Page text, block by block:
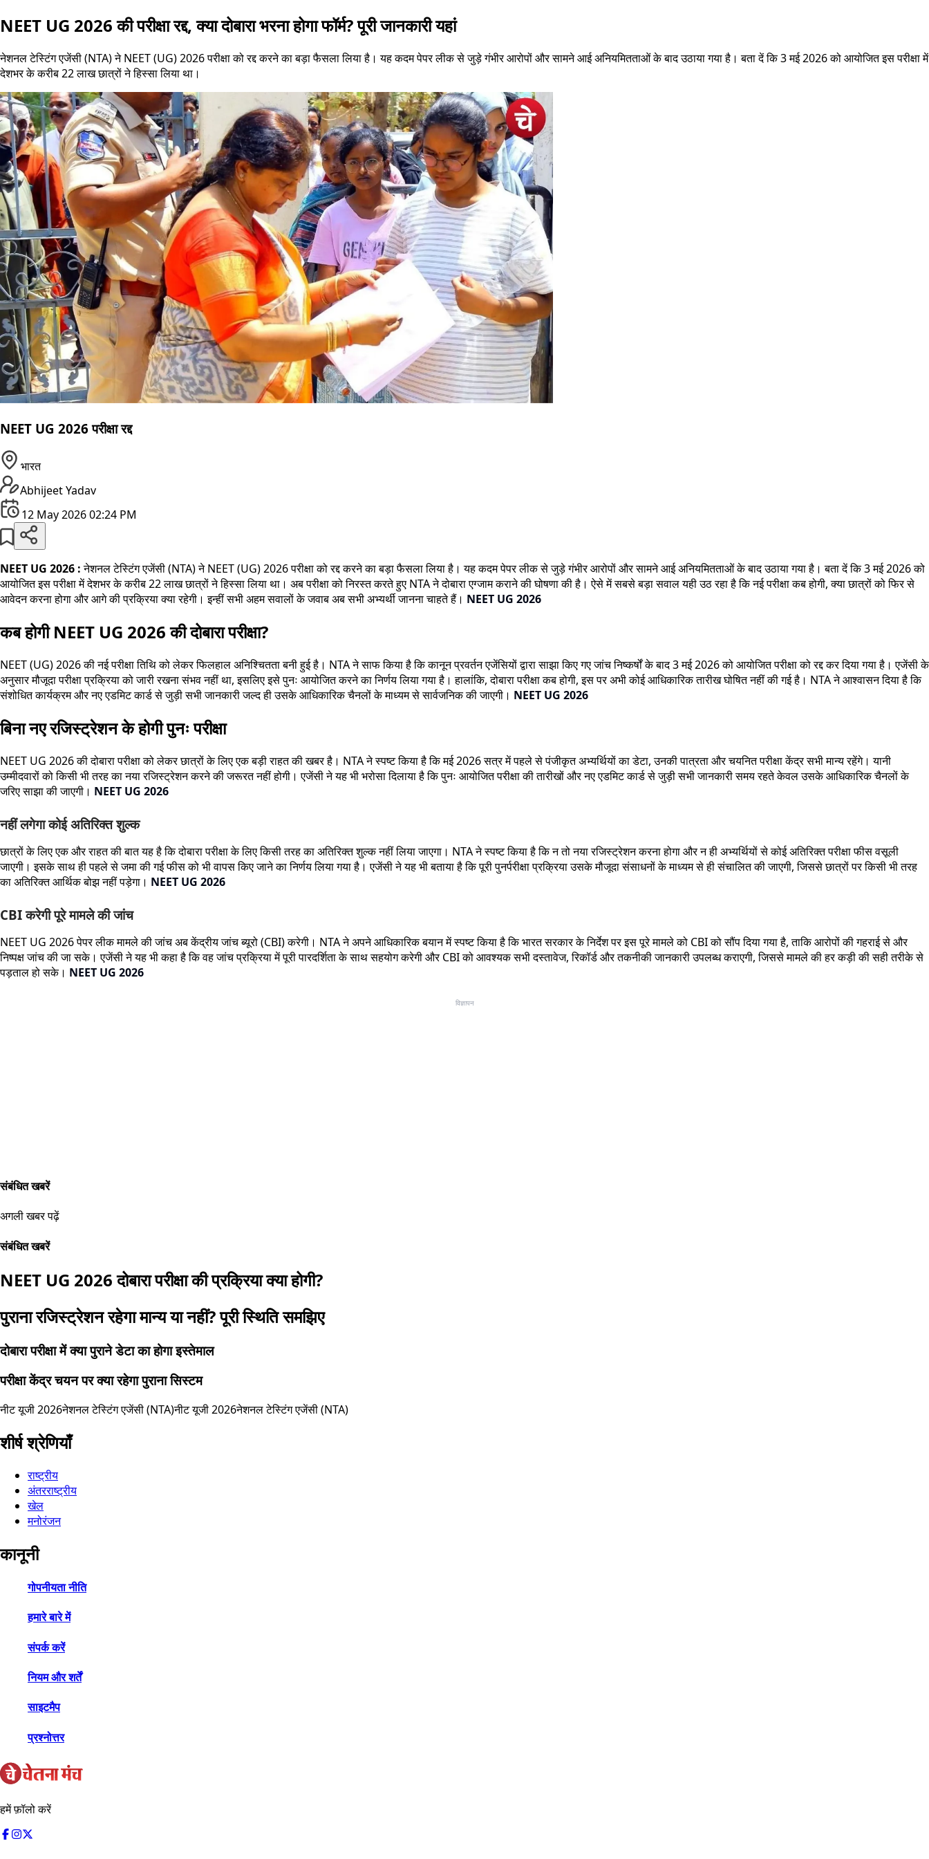
NEET UG 2026 की परीक्षा रद्द, क्या दोबारा भरना होगा फॉर्म? पूरी जानकारी यहां
नेशनल टेस्टिंग एजेंसी (NTA) ने NEET (UG) 2026 परीक्षा को रद्द करने का बड़ा फैसला लिया है। यह कदम पेपर लीक से जुड़े गंभीर आरोपों और सामने आई अनियमितताओं के बाद उठाया गया है। बता दें कि 3 मई 2026 को आयोजित इस परीक्षा में
देशभर के करीब 22 लाख छात्रों ने हिस्सा लिया था।
NEET UG 2026 परीक्षा रद्द
भारत
Abhijeet Yadav
12 May 2026 02:24 PM
NEET UG 2026 :नेशनल टेस्टिंग एजेंसी (NTA) ने NEET (UG) 2026 परीक्षा को रद्द करने का बड़ा फैसला लिया है। यह कदम पेपर लीक से जुड़े गंभीर आरोपों और सामने आई अनियमितताओं के बाद उठाया गया है। बता दें कि 3 मई 2026 को
आयोजित इस परीक्षा में देशभर के करीब 22 लाख छात्रों ने हिस्सा लिया था। अब परीक्षा को निरस्त करते हुए NTA ने दोबारा एग्जाम कराने की घोषणा की है। ऐसे में सबसे बड़ा सवाल यही उठ रहा है कि नई परीक्षा कब होगी, क्या छात्रों को फिर से
आवेदन करना होगा और आगे की प्रक्रिया क्या रहेगी। इन्हीं सभी अहम सवालों के जवाब अब सभी अभ्यर्थी जानना चाहते हैं। NEET UG 2026
कब होगी NEET UG 2026 की दोबारा परीक्षा?
NEET (UG) 2026 की नई परीक्षा तिथि को लेकर फिलहाल अनिश्चितता बनी हुई है। NTA ने साफ किया है कि कानून प्रवर्तन एजेंसियों द्वारा साझा किए गए जांच निष्कर्षों के बाद 3 मई 2026 को आयोजित परीक्षा को रद्द कर दिया गया है। एजेंसी के
अनुसार मौजूदा परीक्षा प्रक्रिया को जारी रखना संभव नहीं था, इसलिए इसे पुनः आयोजित करने का निर्णय लिया गया है। हालांकि, दोबारा परीक्षा कब होगी, इस पर अभी कोई आधिकारिक तारीख घोषित नहीं की गई है। NTA ने आश्वासन दिया है कि
संशोधित कार्यक्रम और नए एडमिट कार्ड से जुड़ी सभी जानकारी जल्द ही उसके आधिकारिक चैनलों के माध्यम से सार्वजनिक की जाएगी। NEET UG 2026
बिना नए रजिस्ट्रेशन के होगी पुनः परीक्षा
NEET UG 2026 की दोबारा परीक्षा को लेकर छात्रों के लिए एक बड़ी राहत की खबर है। NTA ने स्पष्ट किया है कि मई 2026 सत्र में पहले से पंजीकृत अभ्यर्थियों का डेटा, उनकी पात्रता और चयनित परीक्षा केंद्र सभी मान्य रहेंगे। यानी
उम्मीदवारों को किसी भी तरह का नया रजिस्ट्रेशन करने की जरूरत नहीं होगी। एजेंसी ने यह भी भरोसा दिलाया है कि पुनः आयोजित परीक्षा की तारीखों और नए एडमिट कार्ड से जुड़ी सभी जानकारी समय रहते केवल उसके आधिकारिक चैनलों के
जरिए साझा की जाएगी। NEET UG 2026
नहीं लगेगा कोई अतिरिक्त शुल्क
छात्रों के लिए एक और राहत की बात यह है कि दोबारा परीक्षा के लिए किसी तरह का अतिरिक्त शुल्क नहीं लिया जाएगा। NTA ने स्पष्ट किया है कि न तो नया रजिस्ट्रेशन करना होगा और न ही अभ्यर्थियों से कोई अतिरिक्त परीक्षा फीस वसूली
जाएगी। इसके साथ ही पहले से जमा की गई फीस को भी वापस किए जाने का निर्णय लिया गया है। एजेंसी ने यह भी बताया है कि पूरी पुनर्परीक्षा प्रक्रिया उसके मौजूदा संसाधनों के माध्यम से ही संचालित की जाएगी, जिससे छात्रों पर किसी भी तरह
का अतिरिक्त आर्थिक बोझ नहीं पड़ेगा। NEET UG 2026
CBI करेगी पूरे मामले की जांच
NEET UG 2026 पेपर लीक मामले की जांच अब केंद्रीय जांच ब्यूरो (CBI) करेगी। NTA ने अपने आधिकारिक बयान में स्पष्ट किया है कि भारत सरकार के निर्देश पर इस पूरे मामले को CBI को सौंप दिया गया है, ताकि आरोपों की गहराई से और
निष्पक्ष जांच की जा सके। एजेंसी ने यह भी कहा है कि वह जांच प्रक्रिया में पूरी पारदर्शिता के साथ सहयोग करेगी और CBI को आवश्यक सभी दस्तावेज, रिकॉर्ड और तकनीकी जानकारी उपलब्ध कराएगी, जिससे मामले की हर कड़ी की सही तरीके से
पड़ताल हो सके। NEET UG 2026
विज्ञापन
संबंधित खबरें
अगली खबर पढ़ें
संबंधित खबरें
NEET UG 2026 दोबारा परीक्षा की प्रक्रिया क्या होगी?
पुराना रजिस्ट्रेशन रहेगा मान्य या नहीं? पूरी स्थिति समझिए
दोबारा परीक्षा में क्या पुराने डेटा का होगा इस्तेमाल
परीक्षा केंद्र चयन पर क्या रहेगा पुराना सिस्टम
नीट यूजी 2026नेशनल टेस्टिंग एजेंसी (NTA)नीट यूजी 2026नेशनल टेस्टिंग एजेंसी (NTA)
शीर्ष श्रेणियाँ
राष्ट्रीय
अंतरराष्ट्रीय
खेल
मनोरंजन
कानूनी
गोपनीयता नीति
हमारे बारे में
संपर्क करें
नियम और शर्तें
साइटमैप
प्रश्नोत्तर
हमें फ़ॉलो करें